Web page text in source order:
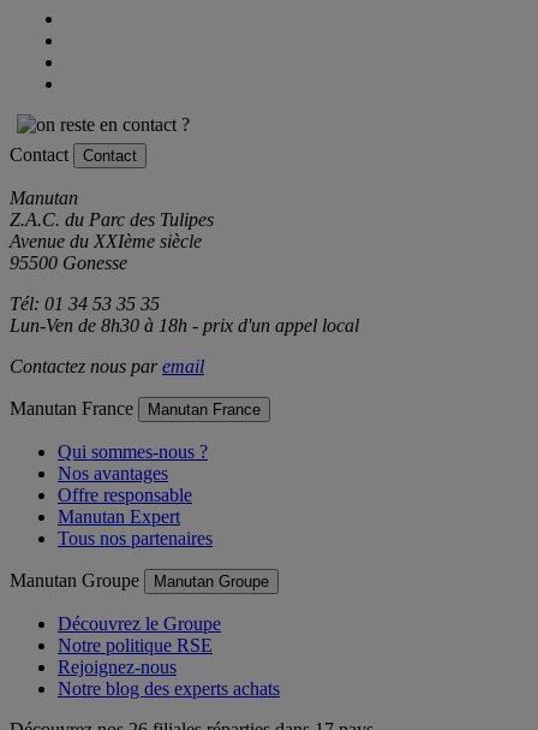
Contact Contact
Manutan
Z.A.C. du Parc des Tulipes
Avenue du XXIème siècle
95500 Gonesse
Tél: 01 34 53 35 35
Lun-Ven de 8h30 à 18h - prix d'un appel local
Contactez nous paremail
Manutan France Manutan France
Qui sommes-nous ?
Nos avantages
Offre responsable
Manutan Expert
Tous nos partenaires
Manutan Groupe Manutan Groupe
Découvrez le Groupe
Notre politique RSE
Rejoignez-nous
Notre blog des experts achats